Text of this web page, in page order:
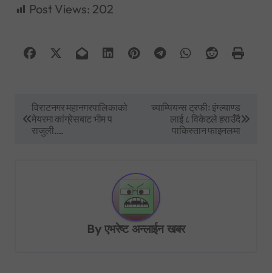
Post Views: 202
o
विराटनगर महानगरपालिकाको
मेयरमा कांग्रेसबाट भीम प
राजुली….
च्याम्पियन्स ट्रफीः इंग्ल्याण्ड
लाई ८ विकेटले हराउँदै
पाकिस्तान फाइनलमा
Byएभरेष्ट अन्लाईन खबर